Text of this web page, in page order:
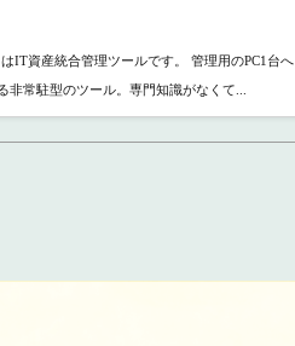
はIT資産統合管理ツールです。 管理用のPC1台へ
常駐型のツール。専門知識がなくて...